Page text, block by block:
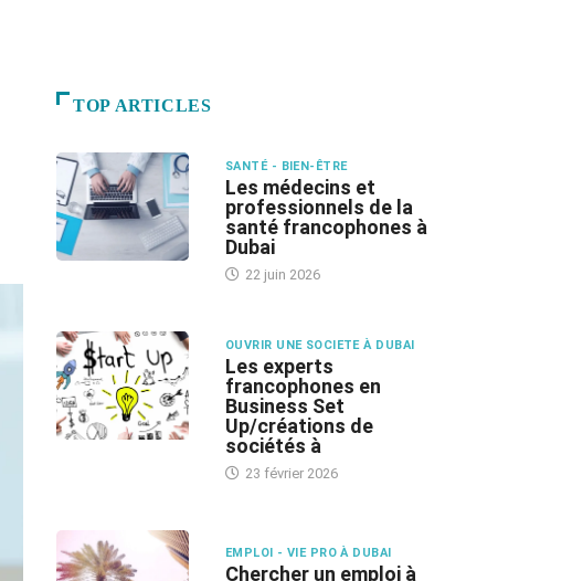
TOP ARTICLES
SANTÉ - BIEN-ÊTRE
Les médecins et
professionnels de la
santé francophones à
Dubai
22 juin 2026
OUVRIR UNE SOCIETE À DUBAI
Les experts
francophones en
Business Set
Up/créations de
sociétés à
23 février 2026
EMPLOI - VIE PRO À DUBAI
Chercher un emploi à